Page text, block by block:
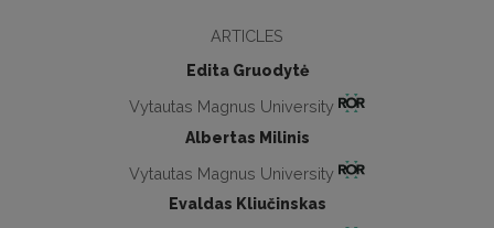
ARTICLES
Edita Gruodytė
Vytautas Magnus University
Albertas Milinis
Vytautas Magnus University
Evaldas Kliučinskas